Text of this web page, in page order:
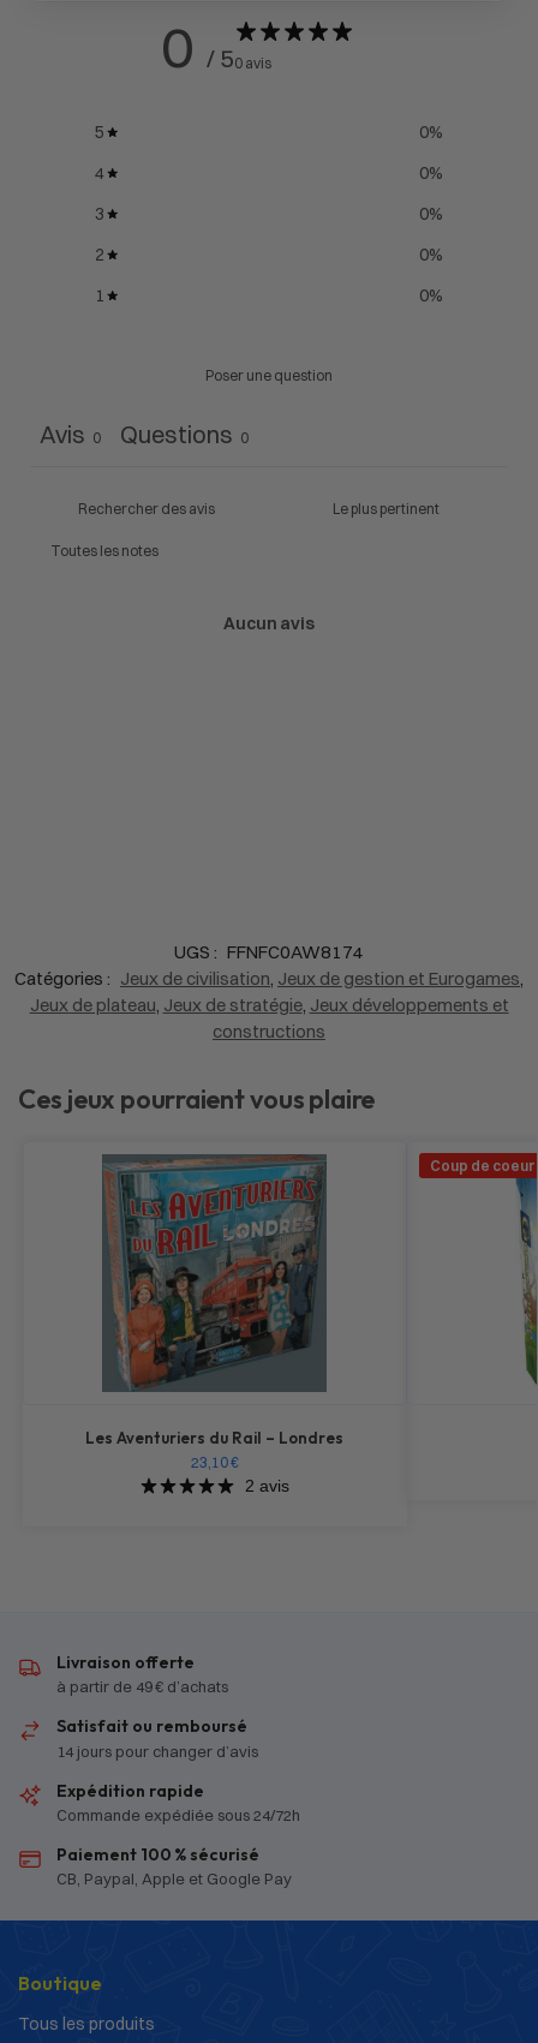
0 / 50 avis
5 0%
4
0%
3
0%
2
0%
1
0%
Poser une question
Avis 0 Questions 0
Aucun avis
UGS : FFNFC0AW8174
Catégories : Jeux de civilisation, Jeux de gestion et Eurogames,
Jeux de plateau, Jeux de stratégie, Jeux développements et
constructions
Ces jeux pourraient vous plaire
Les Aventuriers du Rail – Londres
23,10€
2 avis
Coup de coeur
Livraison offerte
à partir de 49 € d’achats
Satisfait ou remboursé
14 jours pour changer d’avis
Expédition rapide
Commande expédiée sous 24/72h
Paiement 100 % sécurisé
CB, Paypal, Apple et Google Pay
Boutique
Tous les produits